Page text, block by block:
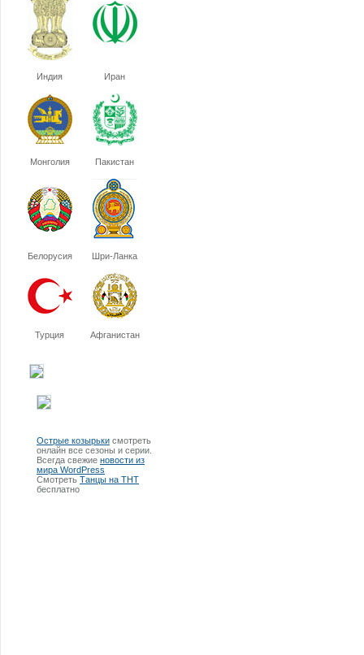
Индия Иран
Монголия Пакистан
Белорусия Шри-Ланка
Турция Афганистан
Острые козырьки смотреть
онлайн все сезоны и серии.
Всегда свежие новости из
мира WordPress
Смотреть Танцы на ТНТ
бесплатно